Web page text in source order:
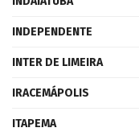
INDEPENDENTE
INTER DE LIMEIRA
IRACEMÁPOLIS
ITAPEMA